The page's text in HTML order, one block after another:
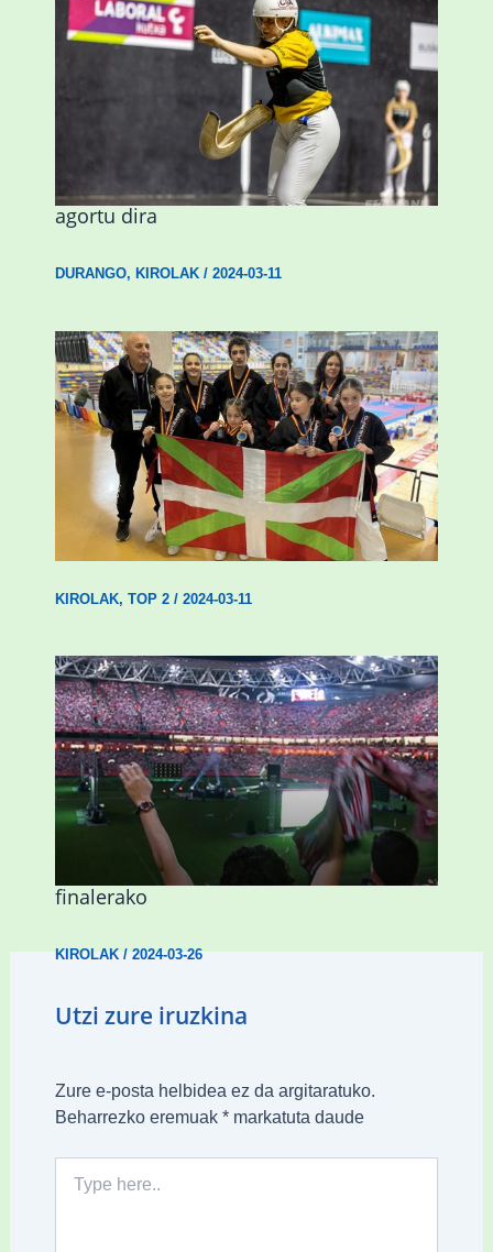
Astelehenean Durangon jokatuko den
emakumezkoen zesta finaleko sarrerak
agortu dira
DURANGO, KIROLAK/ 2024-03-11
Wadokan garaile Espainiako txapelketan
14 dominarekin
KIROLAK, TOP 2/ 2024-03-11
Abadiñok eta Ermuak ere pantaila
erraldoiak jarriko dituzte Kopako
finalerako
KIROLAK/2024-03-26
Utzi zure iruzkina
Zure e-posta helbidea ez da argitaratuko.
Beharrezko eremuak *markatuta daude
here..